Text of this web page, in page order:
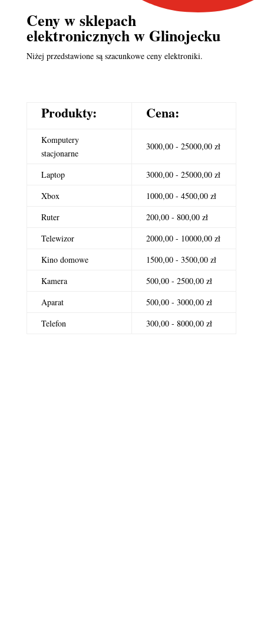
Ceny wsklepach
elektronicznychw Glinojecku
Niżej przedstawione są szacunkowe ceny elektroniki.
Produkty: Cena:
Komputery
stacjonarne
3000,00 - 25000,00 zł
Laptop
3000,00 - 25000,00 zł
Xbox
1000,00 - 4500,00 zł
Ruter
200,00 - 800,00 zł
Telewizor
2000,00 - 10000,00 zł
Kino domowe
1500,00 - 3500,00 zł
Kamera
500,00 - 2500,00 zł
Aparat
500,00 - 3000,00 zł
Telefon
300,00 - 8000,00 zł